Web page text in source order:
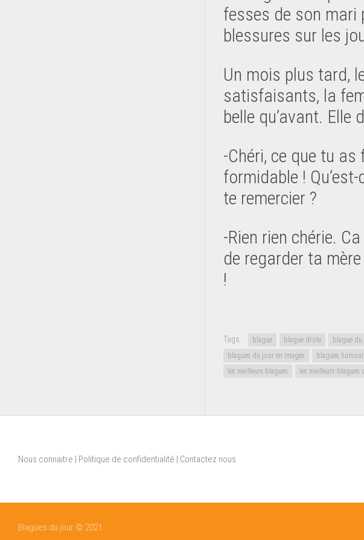
fesses de son mari
blessures sur les
Un mois plus tard,
satisfaisants, la
belle qu’avant. Elle
-Chéri, ce que tu
formidable !
te remercier ?
-Rien rien chérie.
de regarder ta
!
Tags: blague blague drole blague
blagues du jour en images
blagues humour
les meilleurs blagues
les meilleurs blagues
Nous connaitre | Politique de confidentialité | Contactez nous
Blagues du jour © 2021